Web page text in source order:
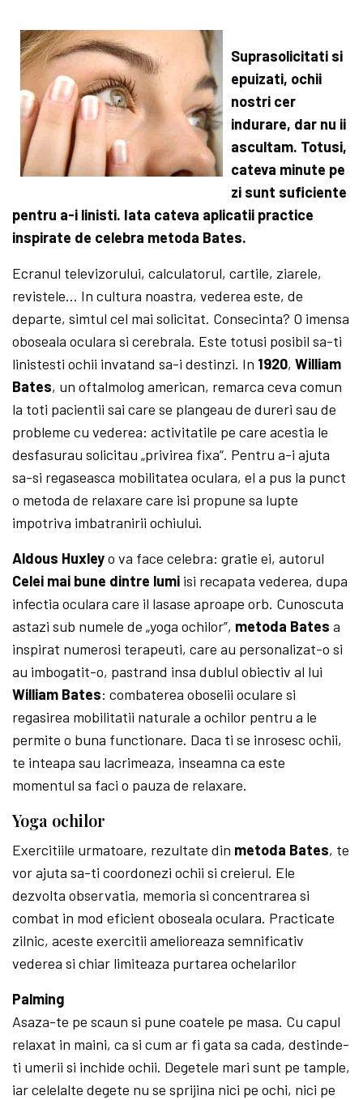
Suprasolicitati si
epuizati, ochii
nostri cer
indurare, dar nu ii
ascultam. Totusi,
cateva minute pe
zi sunt suficiente
pentru a-i linisti. Iata cateva aplicatii practice
inspirate de celebra metoda Bates.
Ecranul televizorului, calculatorul, cartile, ziarele,
revistele… In cultura noastra, vederea este, de
departe, simtul cel mai solicitat. Consecinta? O imensa
oboseala oculara si cerebrala. Este totusi posibil sa-ti
linistesti ochii invatand sa-i destinzi. In 1920,William
Bates, un oftalmolog american, remarca ceva comun
la toti pacientii sai care se plangeau de dureri sau de
probleme cu vederea: activitatile pe ca­re acestia le
desfasurau solicitau „privirea fixa“. Pentru a-i ajuta
sa-si regaseasca mobilitatea oculara, el a pus la punct
o metoda de relaxare care isi propune sa lupte
impotriva imbatranirii ochiului.
Aldous Huxleyo va face celebra: gratie ei, autorul
Celei mai bune dintre lumi isi recapata vederea, dupa
infectia oculara care il lasase aproape orb. Cunoscuta
astazi sub numele de „yoga ochilor”, metoda Bates a
inspirat numerosi terapeuti, care au personalizat-o si
au imboga­ti­t-o, pastrand insa dublul obiectiv al lui
William Bates: combaterea oboselii oculare si
regasirea mobilitatii naturale a ochilor pentru a le
permite o buna functionare. Daca ti se inrosesc ochii,
te inteapa sau lacrimeaza, inseamna ca este
momentul sa faci o pauza de relaxare.
Yoga ochilor
Exercitiile urmatoare, rezultate din metoda Bates, te
vor ajuta sa-ti coordonezi ochii si creierul. Ele
dezvolta observatia, memoria si concentrarea si
combat in mod eficient oboseala oculara. Practicate
zilnic, aceste exercitii amelioreaza semnificativ
vederea si chiar limiteaza purtarea ochelarilor
Palming
Asaza-te pe scaun si pune coatele pe masa. Cu capul
relaxat in maini, ca si cum ar fi gata sa cada, destinde-
ti umerii si inchide ochii. Degetele mari sunt pe tample,
iar celelalte degete nu se sprijina nici pe ochi, nici pe